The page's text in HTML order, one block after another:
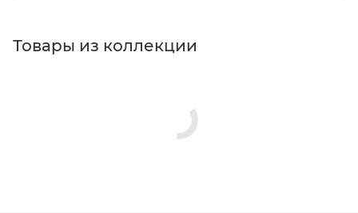
Товары из коллекции